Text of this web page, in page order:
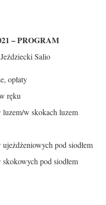
– PROGRAM
Salio
opłaty
ręku
luzem/w skokach luzem
pod siodłem
pod siodłem